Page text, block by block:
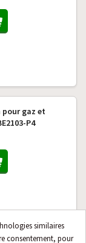
similaires
consentement, pour
pour gaz et
P4
pour liquides